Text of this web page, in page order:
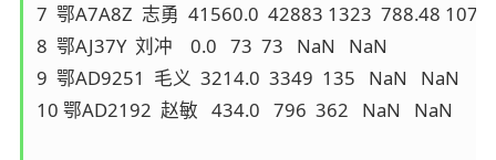
7  鄂A7A8Z  志勇  41560.0  42883 1323  788.48
8  鄂AJ37Y  刘冲    0.0   73  73   NaN   NaN
9  鄂AD9251  毛义  3214.0  3349  135   NaN   NaN
10 鄂AD2192  赵敏   434.0   796  362   NaN   NaN